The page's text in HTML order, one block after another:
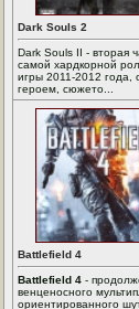
Dark Souls 2
Dark Souls II - вторая
самой хардкорной
игры 2011-2012 года,
героем, сюжето...
Battlefield 4
Battlefield 4 -
венценосного
ориентированного